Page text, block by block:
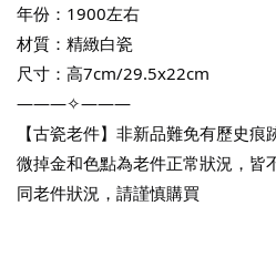
年份：1900左右
材質：精緻白瓷
尺寸：高7cm/29.5x22cm
———✧———
【古瓷老件】非新品難免有歷史
微掉金和色點為老件正常狀況，皆
同老件狀況，請謹慎購買